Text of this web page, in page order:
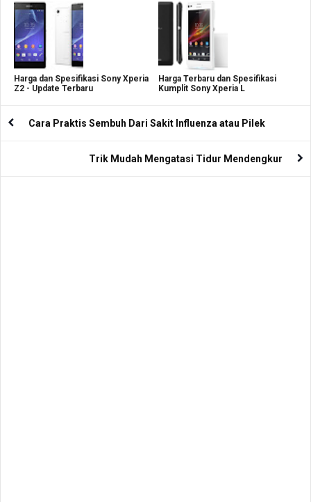
Harga dan Spesifikasi Sony Xperia
Z2 - Update Terbaru
Harga Terbaru dan Spesifikasi
Kumplit Sony Xperia L
Cara Praktis Sembuh Dari Sakit Influenza atau Pilek
Trik Mudah Mengatasi Tidur Mendengkur